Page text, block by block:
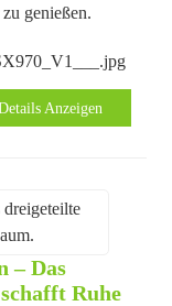
genießen.
Anzeigen
– Das
Ruhe